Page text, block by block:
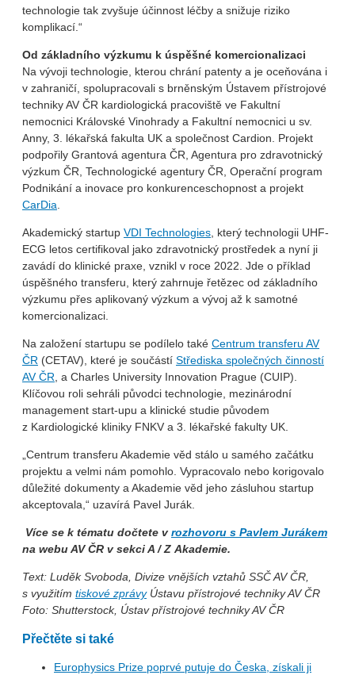
technologie tak zvyšuje účinnost léčby a snižuje riziko
komplikací.“
Od základního výzkumu k úspěšné komercionalizaci
Na vývoji technologie, kterou chrání patenty a je oceňována i
v zahraničí, spolupracovali s brněnským Ústavem přístrojové
techniky AV ČR kardiologická pracoviště ve Fakultní
nemocnici Královské Vinohrady a Fakultní nemocnici u sv.
Anny, 3. lékařská fakulta UK a společnost Cardion. Projekt
podpořily Grantová agentura ČR, Agentura pro zdravotnický
výzkum ČR, Technologické agentury ČR, Operační program
Podnikání a inovace pro konkurenceschopnost a projekt
CarDia
Akademický startup VDI Technologies , který technologii UHF-
ECG letos certifikoval jako zdravotnický prostředek a nyní ji
zavádí do klinické praxe, vznikl v roce 2022. Jde o příklad
úspěšného transferu, který zahrnuje řetězec od základního
výzkumu přes aplikovaný výzkum a vývoj až k samotné
komercionalizaci.
Na založení startupu se podílelo také Centrum transferu AV
ČR (CETAV), které je součástí Střediska společných činností
AV ČR , a Charles University Innovation Prague (CUIP).
Klíčovou roli sehráli původci technologie, mezinárodní
management start-upu a klinické studie původem
z Kardiologické kliniky FNKV a 3. lékařské fakulty UK.
„Centrum transferu Akademie věd stálo u samého začátku
projektu a velmi nám pomohlo. Vypracovalo nebo korigovalo
důležité dokumenty a Akademie věd jeho zásluhou startup
akceptovala,“ uzavírá Pavel Jurák.
Více se k tématu dočtete vrozhovoru s Pavlem Jurákem
na webu AV ČR v sekci A / Z Akademie.
Text: Luděk Svoboda, Divize vnějších vztahů SSČ AV ČR,
s využitím tiskové zprávyÚstavu přístrojové techniky AV ČR
Foto: Shutterstock, Ústav přístrojové techniky AV ČR
Přečtěte si také
Europhysics Prize poprvé putuje do Česka, získali ji